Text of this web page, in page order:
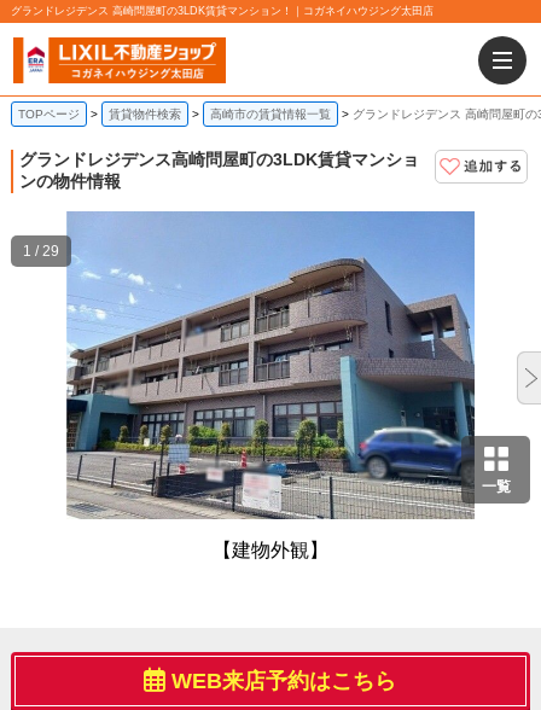
グランドレジデンス 高崎問屋町の3LDK賃貸マンション！｜コガネイハウジング太田店
TOPページ 賃貸物件検索 高崎市の賃貸情報一覧 グランドレジデンス 高崎問屋町
グランドレジデンス高崎問屋町の3LDK賃貸マンショ
ンの物件情報
一覧
【建物外観】
1 / 29
WEB来店予約はこちら